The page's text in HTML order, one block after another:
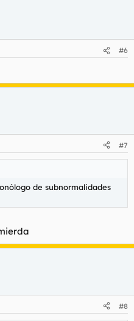
#6
#7
de subnormalidades
#8